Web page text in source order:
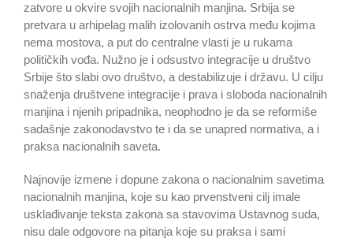
zatvore u okvire svojih nacionalnih manjina. Srbija se
pretvara u arhipelag malih izolovanih ostrva među kojima
nema mostova, a put do centralne vlasti je u rukama
političkih vođa. Nužno je i odsustvo integracije u društvo
Srbije što slabi ovo društvo, a destabilizuje i državu. U cilju
snaženja društvene integracije i prava i sloboda nacionalnih
manjina i njenih pripadnika, neophodno je da se reformiše
sadašnje zakonodavstvo te i da se unapred normativa, a i
praksa nacionalnih saveta.
Najnovije izmene i dopune zakona o nacionalnim savetima
nacionalnih manjina, koje su kao prvenstveni cilj imale
usklađivanje teksta zakona sa stavovima Ustavnog suda,
nisu dale odgovore na pitanja koje su praksa i sami